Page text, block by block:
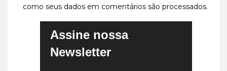
como seus dados em comentários são processados.
Assine nossa
Newsletter